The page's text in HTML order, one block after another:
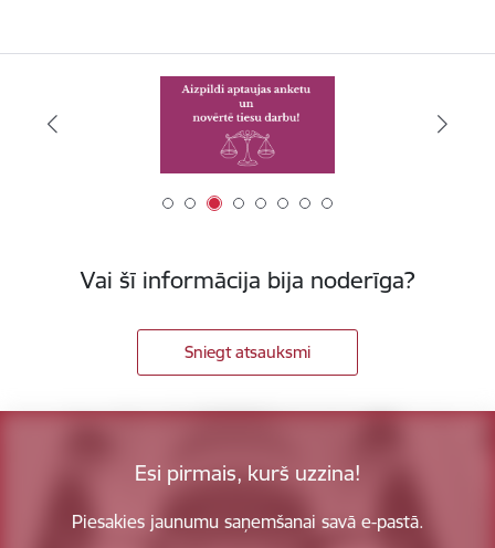
Vai šī informācija bija noderīga?
Sniegt atsauksmi
Esi pirmais, kurš uzzina!
Piesakies jaunumu saņemšanai savā e-pastā.